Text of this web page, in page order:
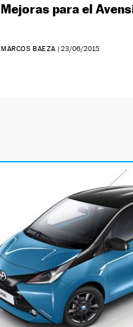
Mejoras para el
MARCOS BAEZA | 23/06/2015